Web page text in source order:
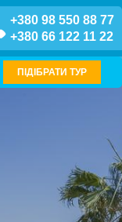
+380 98 550 88 77
+380 66 122 11 22
ПІДІБРАТИ ТУР